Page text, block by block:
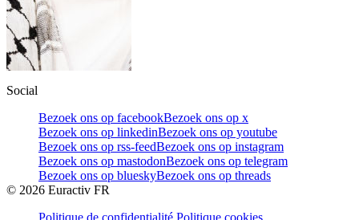
Social
Bezoek ons op facebookBezoek ons op x
Bezoek ons op linkedinBezoek ons op youtube
Bezoek ons op rss-feedBezoek ons op instagram
Bezoek ons op mastodonBezoek ons op telegram
Bezoek ons op blueskyBezoek ons op threads
© 2026 Euractiv FR
Politique de confidentialité Politique cookies